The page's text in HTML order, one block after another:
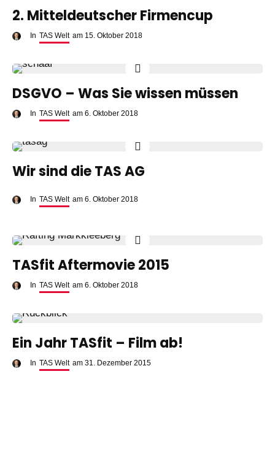
2. Mitteldeutscher Firmencup
In TAS Welt am 15. Oktober 2018
DSGVO – Was Sie wissen müssen
In TAS Welt am 6. Oktober 2018
Wir sind die TAS AG
In TAS Welt am 6. Oktober 2018
TASfit Aftermovie 2015
In TAS Welt am 6. Oktober 2018
Ein Jahr TASfit – Film ab!
In TAS Welt am 31. Dezember 2015